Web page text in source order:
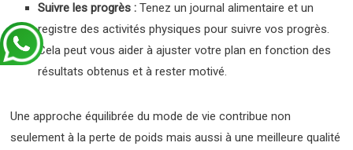
Suivre les progrès : Tenez un journal alimentaire et un
registre des activités physiques pour suivre vos progrès.
Cela peut vous aider à ajuster votre plan en fonction des
résultats obtenus et à rester motivé.
Une approche équilibrée du mode de vie contribue non
seulement à la perte de poids mais aussi à une meilleure qualité